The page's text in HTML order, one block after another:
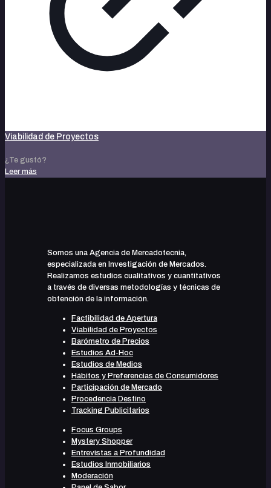
Viabilidad de Proyectos
¿Te gustó?
Leer más
Somos una Agencia de Mercadotecnia,
especializada en Investigación de Mercados.
Realizamos estudios cualitativos y cuantitativos
a través de diversas metodologías y técnicas de
obtención de la información.
Factibilidad de Apertura
Viabilidad de Proyectos
Barómetro de Precios
Estudios Ad-Hoc
Estudios de Medios
Hábitos y Preferencias de Consumidores
Participación de Mercado
Procedencia Destino
Tracking Publicitarios
Focus Groups
Mystery Shopper
Entrevistas a Profundidad
Estudios Inmobiliarios
Moderación